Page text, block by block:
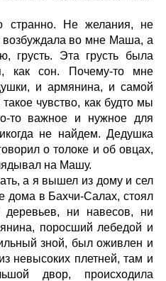
странно. Не желания, не
возбуждала во мне Маша, а
грусть. Эта грусть была
как сон. Почему-то мне
и армянина, и самой
чувство, как будто мы
то важное и нужное для
не найдем. Дедушка
о толоке и об овцах,
на Машу.
а я вышел из дому и сел
дома в Бахчи-Салах, стоял
ни навесов, ни
поросший лебедой и
зной, был оживлен и
невысоких плетней, там и
двор, происходила